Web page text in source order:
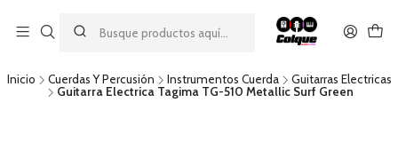
descuento por pago con transferencia bancaria
por una compra mínima de $49.990. Este descuento no es
acumulable a otras promociones ni aplicable a gastos de envío.
Inicio Cuerdas Y Percusión Instrumentos Cuerda
Guitarras Electricas
Guitarra Electrica Tagima TG-510 Metallic Surf Green